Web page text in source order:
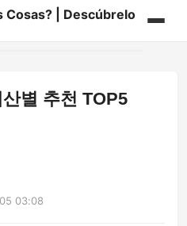
Cosas? | Descúbrelo
별 추천 TOP5
03:08